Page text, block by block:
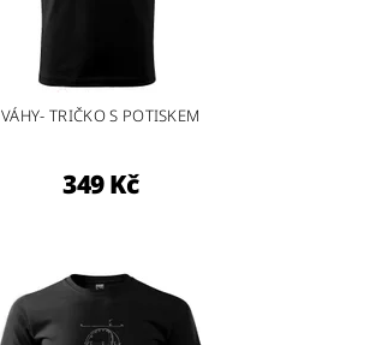
VÁHY- TRIČKO S POTISKEM
349 Kč